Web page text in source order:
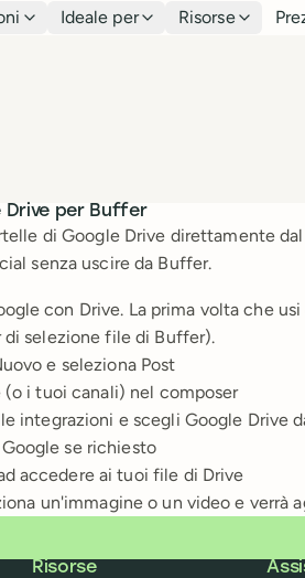
Ideale per Risorse
Drive per Buffer
di Google Drive direttamente
senza uscire da Buffer.
con Drive. La prima volta che
di selezione file di Buffer).
e seleziona Post
i tuoi canali) nel composer
integrazioni e scegli Google Drive
se richiesto
accedere ai tuoi file di Drive
un'immagine o un video e verrà
Risorse